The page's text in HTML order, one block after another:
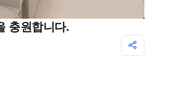
충원합니다.